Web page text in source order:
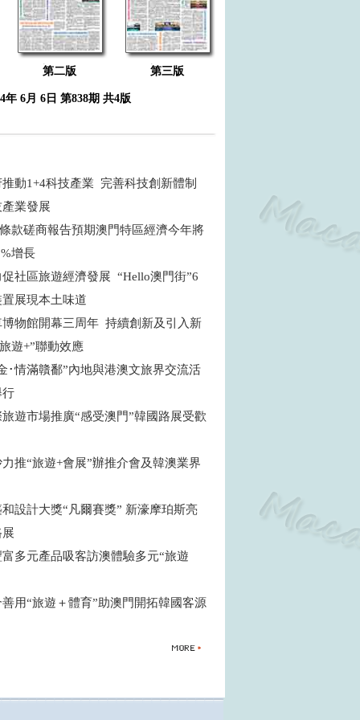
第二版 第三版
年 6月 6日 第838期 共4版
動1+4科技產業 完善科技創新體制
業發展
款磋商報告預期澳門特區經濟今年將
增長
社區旅遊經濟發展 “Hello澳門街”6
展現本土味道
博物館開幕三周年 持續創新及引入新
遊+”聯動效應
･情滿贛鄱”內地與港澳文旅界交流活
行
遊市場推廣“感受澳門”韓國路展受歡
推“旅遊+會展”辦推介會及韓澳業界
設計大獎“凡爾賽獎” 新濠摩珀斯亮
展
多元產品吸客訪澳體驗多元“旅遊
用“旅遊＋體育”助澳門開拓韓國客源